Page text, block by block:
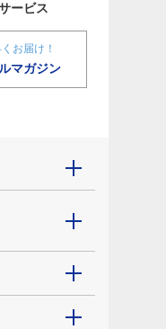
ービス
お届け！
マガジン